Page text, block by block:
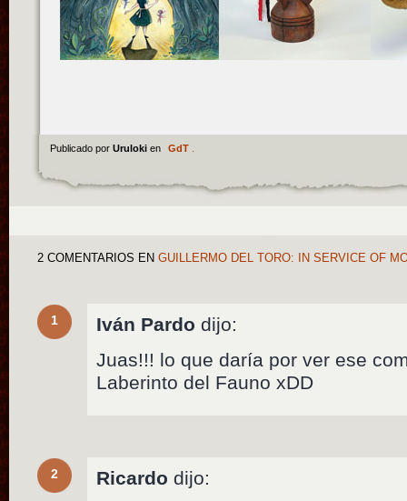
Publicado por Uruloki en GdT.
2 COMENTARIOS EN GUILLERMO DEL TORO: IN SERVICE OF
1 Iván Pardo dijo:
Juas!!! lo que daría por ver ese
Laberinto del Fauno xDD
2 Ricardo dijo: